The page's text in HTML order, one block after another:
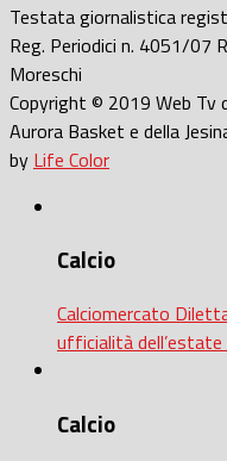
Testata giornalistica
Reg. Periodici n. 4051/07
Moreschi
Copyright © 2019 Web Tv
Aurora Basket e della
by Life Color
Calcio
Calciomercato
ufficialità
Calcio